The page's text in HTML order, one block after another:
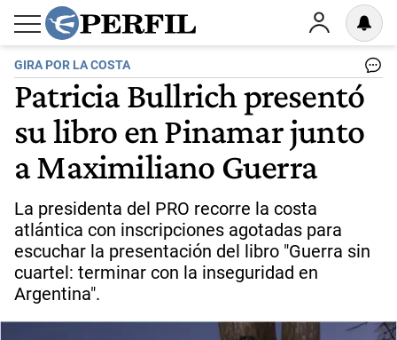
GIRA POR LA COSTA
Patricia Bullrich presentó
su libro en Pinamar junto
a Maximiliano Guerra
La presidenta del PRO recorre la costa
atlántica con inscripciones agotadas para
escuchar la presentación del libro "Guerra sin
cuartel: terminar con la inseguridad en
Argentina".